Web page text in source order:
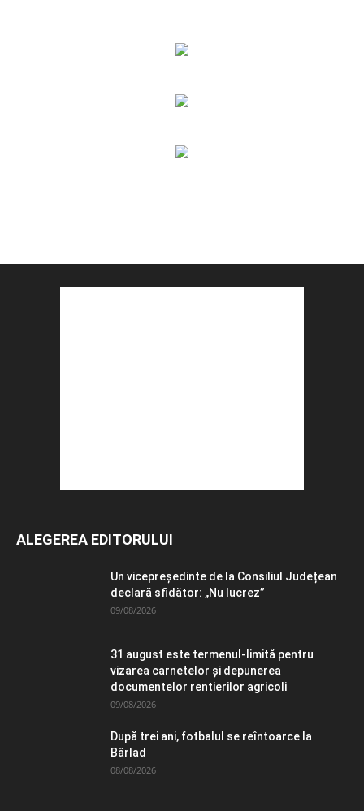
ALEGEREA EDITORULUI
Un vicepreședinte de la Consiliul Județean
declară sfidător: „Nu lucrez”
09/08/2026
31 august este termenul-limită pentru
vizarea carnetelor și depunerea
documentelor rentierilor agricoli
09/08/2026
După trei ani, fotbalul se reîntoarce la
Bârlad
08/08/2026